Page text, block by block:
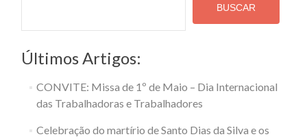
BUSCAR
Últimos Artigos:
CONVITE: Missa de 1º de Maio – Dia Internacional
das Trabalhadoras e Trabalhadores
Celebração do martírio de Santo Dias da Silva e os